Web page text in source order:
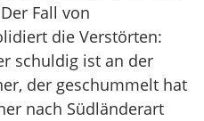
Fall von
die Verstörten:
schuldig ist an der
der geschummelt hat
nach Südländerart